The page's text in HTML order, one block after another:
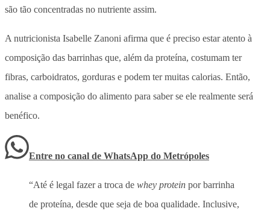
são tão concentradas no nutriente assim.
A nutricionista Isabelle Zanoni afirma que é preciso estar atento à
composição das barrinhas que, além da proteína, costumam ter
fibras, carboidratos, gorduras e podem ter muitas calorias. Então,
analise a composição do alimento para saber se ele realmente será
benéfico.
Entre no canal de WhatsApp do Metrópoles
“Até é legal fazer a troca de whey protein por barrinha
de proteína, desde que seja de boa qualidade. Inclusive,